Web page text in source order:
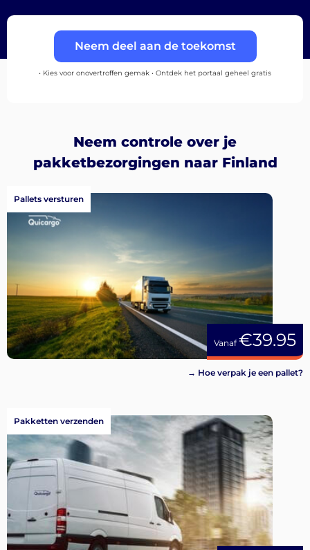
Inloggen
Neem deel aan de toekomst
• Kies voor onovertroffen gemak • Ontdek het portaal geheel gratis
Neem controle over je
pakketbezorgingen naar Finland
Vanaf€39.95
Pallets versturen
→ Hoe verpak je een pallet?
Pakketten verzenden